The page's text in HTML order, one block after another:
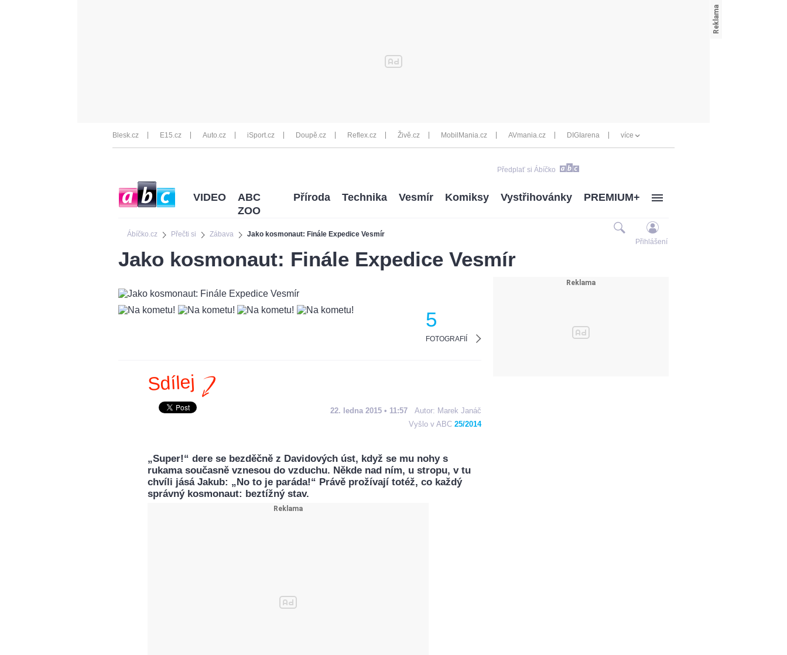
Blesk.cz E15.cz Auto.cz iSport.cz Doupě.cz Reflex.cz Živě.cz MobilMania.cz AVmania.cz DIGIarena více
Předplať si Ábíčko
Ábíčko.cz Přečti si Zábava Jako kosmonaut: Finále Expedice Vesmír
VIDEO
ABC
ZOO
Příroda Technika Vesmír Komiksy Vystřihovánky PREMIUM+
Přihlášení
Jako kosmonaut: Finále Expedice Vesmír
5
FOTOGRAFIÍ
Sdílej
22. ledna 2015 • 11:57 Autor: Marek Janáč
Vyšlo v ABC 25/2014
„Super!“ dere se bezděčně z Davidových úst, když se mu nohy s
rukama současně vznesou do vzduchu. Někde nad ním, u stropu, v tu
chvíli jásá Jakub: „No to je paráda!“ Právě prožívají totéž, co každý
správný kosmonaut: beztížný stav.